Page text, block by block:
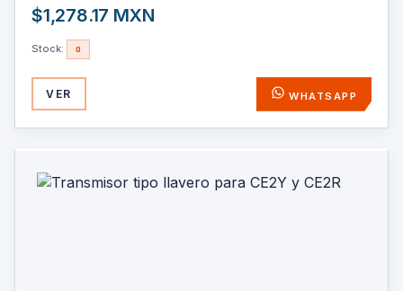
$1,278.17 MXN
Stock: 0
VER WHATSAPP